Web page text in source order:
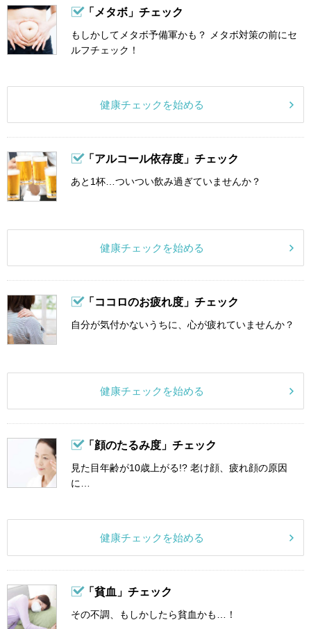
「メタボ」チェック
もしかしてメタボ予備軍かも？ メタボ対策の前にセ
ルフチェック！
健康チェックを始める
「アルコール依存度」チェック
あと1杯…ついつい飲み過ぎていませんか？
健康チェックを始める
「ココロのお疲れ度」チェック
自分が気付かないうちに、心が疲れていませんか？
健康チェックを始める
「顔のたるみ度」チェック
見た目年齢が10歳上がる!? 老け顔、疲れ顔の原因
に…
健康チェックを始める
「貧血」チェック
その不調、もしかしたら貧血かも…！